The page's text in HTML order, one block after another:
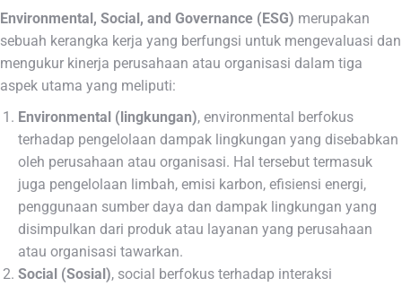
Environmental, Social, and Governance (ESG) merupakan
sebuah kerangka kerja yang berfungsi untuk mengevaluasi dan
mengukur kinerja perusahaan atau organisasi dalam tiga
aspek utama yang meliputi:
Environmental (lingkungan), environmental berfokus
terhadap pengelolaan dampak lingkungan yang disebabkan
oleh perusahaan atau organisasi. Hal tersebut termasuk
juga pengelolaan limbah, emisi karbon, efisiensi energi,
penggunaan sumber daya dan dampak lingkungan yang
disimpulkan dari produk atau layanan yang perusahaan
atau organisasi tawarkan.
Social (Sosial), social berfokus terhadap interaksi